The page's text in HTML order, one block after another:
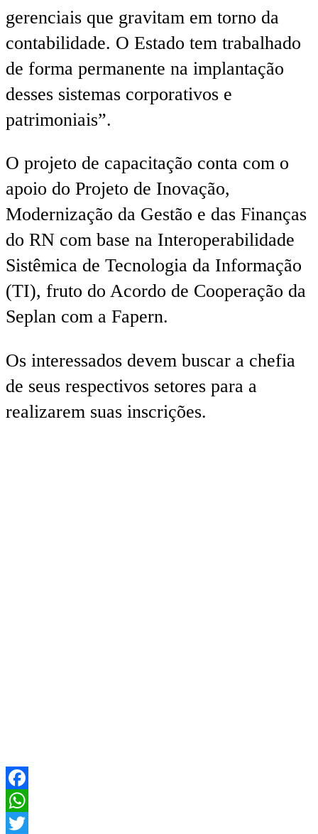
gerenciais que gravitam em torno da
contabilidade. O Estado tem trabalhado
de forma permanente na implantação
desses sistemas corporativos e
patrimoniais”.
O projeto de capacitação conta com o
apoio do Projeto de Inovação,
Modernização da Gestão e das Finanças
do RN com base na Interoperabilidade
Sistêmica de Tecnologia da Informação
(TI), fruto do Acordo de Cooperação da
Seplan com a Fapern.
Os interessados devem buscar a chefia
de seus respectivos setores para a
realizarem suas inscrições.
Facebook
WhatsApp